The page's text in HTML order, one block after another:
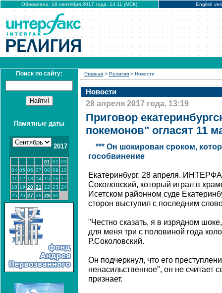
Обновлено: 16 сентября 2017 года, 14:11 (МСК) English
Поиск по сайту:
Памятные даты
2017
01 02 03
04 05 06 07 08 09
10
11
12 13 14 15 16
17
18 19 20 21 22 23 24
25 26 27 28 29 30
Главная > Религия > Новости
Новости
28 апреля 2017 года, 13:19
Приговор
покемонов" огласят 11
*** Он шокирован сроком,
гособвинение
Екатеринбург. 28 апреля.
Соколовский, который играл в
Исетском районном суде
сторон выступил с последним
"Честно сказать, я в изрядном
для меня три с половиной года
Р.Соколовский.
Он подчеркнул, что его
ненасильственное", он не считает
признает.